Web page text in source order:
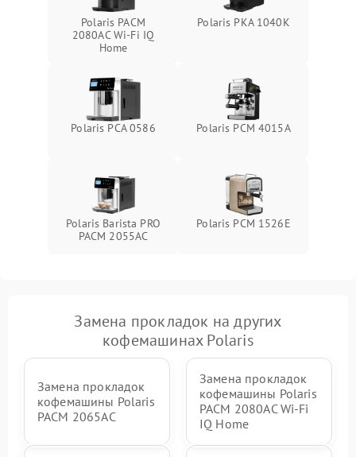
Polaris PACM
2080AC Wi-Fi IQ
Home
Polaris PKA 1040K
Polaris PCA 0586 Polaris PCM 4015A
Polaris Barista PRO
PACM 2055AC
Polaris PCM 1526E
Замена прокладок на других
кофемашинах Polaris
Замена прокладок
кофемашины Polaris
PACM 2065AC
Замена прокладок
кофемашины Polaris
PACM 2080AC Wi-Fi
IQ Home